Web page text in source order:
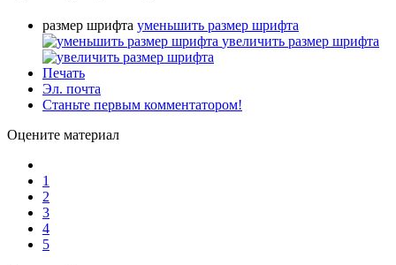
размер шрифта уменьшить размер шрифта
увеличить размер шрифта
Печать
Эл. почта
Станьте первым комментатором!
Оцените материал
1
2
3
4
5